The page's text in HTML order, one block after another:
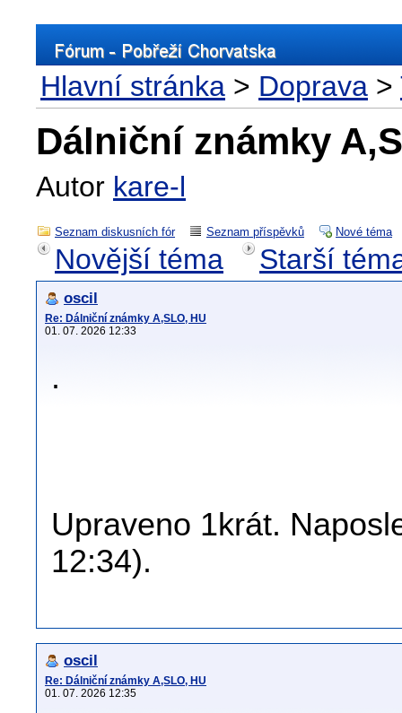
Hlavní stránka > Doprava >
Dálniční známky
Autor kare-l
Seznam diskusních fór Seznam příspěvků Nové téma
Novější téma Starší
oscil
Re: Dálniční známky A,SLO, HU
01. 07. 2026 12:33
.
Upraveno 1krát.
12:34).
oscil
Re: Dálniční známky A,SLO, HU
01. 07. 2026 12:35